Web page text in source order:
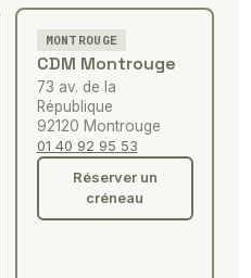
MONTROUGE
CDM Montrouge
73 av. de la
République
92120 Montrouge
01 40 92 95 53
Réserver un
créneau